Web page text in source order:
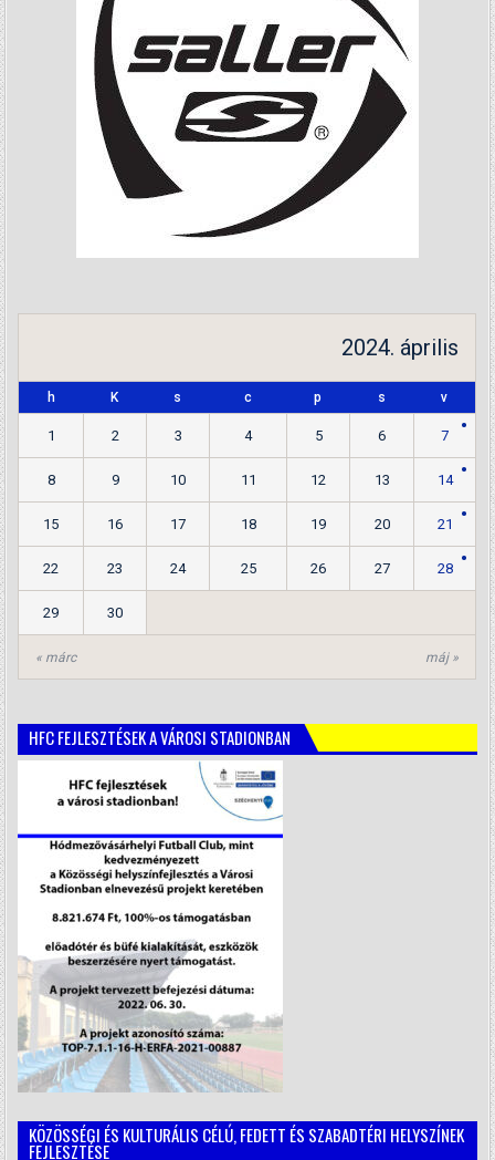
2024. április
h K s c p s v
« márc máj »
1 2 3 4 5 6 7
8 9 10 11 12 13 14
15 16 17 18 19 20 21
22 23 24 25 26 27 28
29 30
HFC FEJLESZTÉSEK A VÁROSI STADIONBAN
KÖZÖSSÉGI ÉS KULTURÁLIS CÉLÚ, FEDETT ÉS SZABADTÉRI HELYSZÍNEK
FEJLESZTÉSE